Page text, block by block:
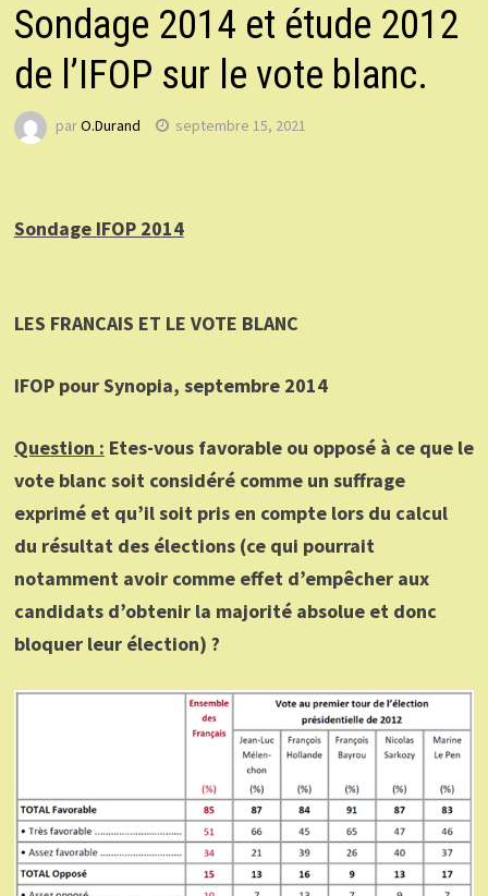
Sondage 2014 et étude 2012
de l’IFOP sur le vote blanc.
parO.Durand septembre 15, 2021
Sondage IFOP 2014
LES FRANCAIS ET LE VOTE BLANC
IFOP pour Synopia, septembre 2014
Question : Etes-vous favorable ou opposé à ce que le
vote blanc soit considéré comme un suffrage
exprimé et qu’il soit pris en compte lors du calcul
du résultat des élections (ce qui pourrait
notamment avoir comme effet d’empêcher aux
candidats d’obtenir la majorité absolue et donc
bloquer leur élection) ?